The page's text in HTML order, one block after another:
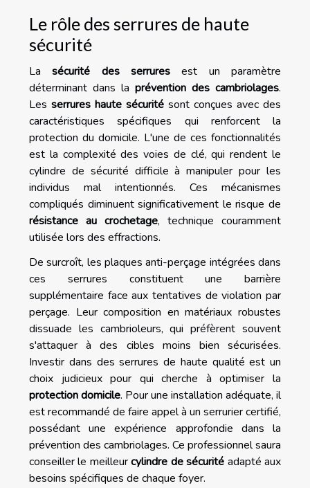
Le rôle des serrures de haute
sécurité
Lasécurité des serrures est un paramètre
déterminant dans la prévention des cambriolages.
Les serrures haute sécurité sont conçues avec des
caractéristiques spécifiques qui renforcent la
protection du domicile. L'une de ces fonctionnalités
est la complexité des voies de clé, qui rendent le
cylindre de sécurité difficile à manipuler pour les
individus mal intentionnés. Ces mécanismes
compliqués diminuent significativement le risque de
résistance au crochetage, technique couramment
utilisée lors des effractions.
De surcroît, les plaques anti-perçage intégrées dans
ces serrures constituent une barrière
supplémentaire face aux tentatives de violation par
perçage. Leur composition en matériaux robustes
dissuade les cambrioleurs, qui préfèrent souvent
s'attaquer à des cibles moins bien sécurisées.
Investir dans des serrures de haute qualité est un
choix judicieux pour qui cherche à optimiser la
protection domicile. Pour une installation adéquate, il
est recommandé de faire appel à un serrurier certifié,
possédant une expérience approfondie dans la
prévention des cambriolages. Ce professionnel saura
conseiller le meilleurcylindre de sécurité adapté aux
besoins spécifiques de chaque foyer.